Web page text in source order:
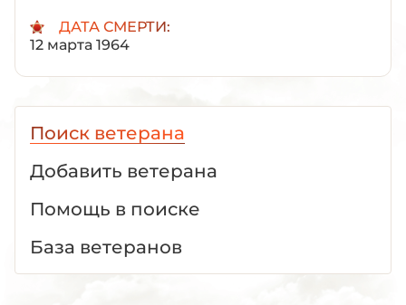
ДАТА СМЕРТИ:
12 марта 1964
Поиск ветерана
Добавить ветерана
Помощь в поиске
База ветеранов